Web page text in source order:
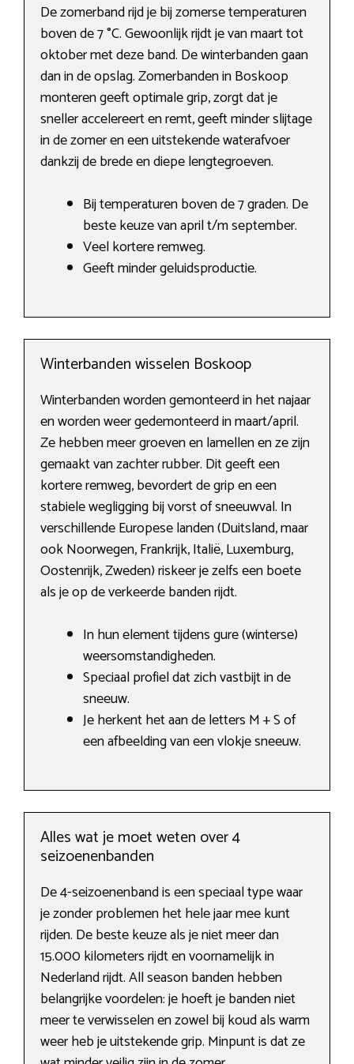
De zomerband rijd je bij zomerse temperaturen
boven de 7 °C. Gewoonlijk rijdt je van maart tot
oktober met deze band. De winterbanden gaan
dan in de opslag. Zomerbanden in Boskoop
monteren geeft optimale grip, zorgt dat je
sneller accelereert en remt, geeft minder slijtage
in de zomer en een uitstekende waterafvoer
dankzij de brede en diepe lengtegroeven.
Bij temperaturen boven de 7 graden. De
beste keuze van april t/m september.
Veel kortere remweg.
Geeft minder geluidsproductie.
Winterbanden wisselen Boskoop
Winterbanden worden gemonteerd in het najaar
en worden weer gedemonteerd in maart/april.
Ze hebben meer groeven en lamellen en ze zijn
gemaakt van zachter rubber. Dit geeft een
kortere remweg, bevordert de grip en een
stabiele wegligging bij vorst of sneeuwval. In
verschillende Europese landen (Duitsland, maar
ook Noorwegen, Frankrijk, Italië, Luxemburg,
Oostenrijk, Zweden) riskeer je zelfs een boete
als je op de verkeerde banden rijdt.
In hun element tijdens gure (winterse)
weersomstandigheden.
Speciaal profiel dat zich vastbijt in de
sneeuw.
Je herkent het aan de letters M + S of
een afbeelding van een vlokje sneeuw.
Alles wat je moet weten over 4
seizoenenbanden
De 4-seizoenenband is een speciaal type waar
je zonder problemen het hele jaar mee kunt
rijden. De beste keuze als je niet meer dan
15.000 kilometers rijdt en voornamelijk in
Nederland rijdt. All season banden hebben
belangrijke voordelen: je hoeft je banden niet
meer te verwisselen en zowel bij koud als warm
weer heb je uitstekende grip. Minpunt is dat ze